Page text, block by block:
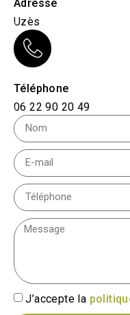
J’accepte la
Adresse
Uzès
Téléphone
06 22 90 20 49